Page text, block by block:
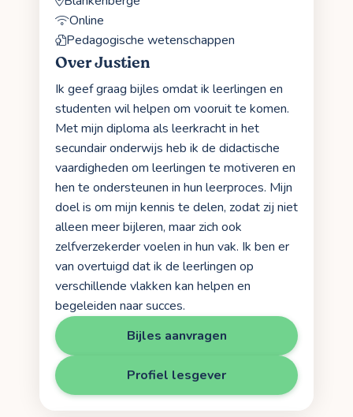
Online
Pedagogische wetenschappen
Over Justien
Ik geef graag bijles omdat ik leerlingen en
studenten wil helpen om vooruit te komen.
Met mijn diploma als leerkracht in het
secundair onderwijs heb ik de didactische
vaardigheden om leerlingen te motiveren en
hen te ondersteunen in hun leerproces. Mijn
doel is om mijn kennis te delen, zodat zij niet
alleen meer bijleren, maar zich ook
zelfverzekerder voelen in hun vak. Ik ben er
van overtuigd dat ik de leerlingen op
verschillende vlakken kan helpen en
begeleiden naar succes.
Bijles aanvragen
Profiel lesgever